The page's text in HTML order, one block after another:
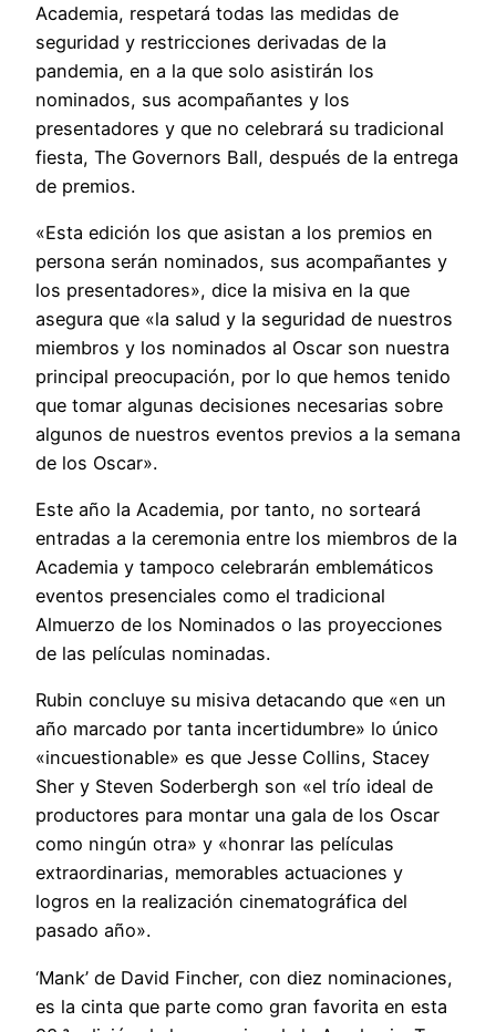
Academia, respetará todas las medidas de
seguridad y restricciones derivadas de la
pandemia, en a la que solo asistirán los
nominados, sus acompañantes y los
presentadores y que no celebrará su tradicional
fiesta, The Governors Ball, después de la entrega
de premios.
«Esta edición los que asistan a los premios en
persona serán nominados, sus acompañantes y
los presentadores», dice la misiva en la que
asegura que «la salud y la seguridad de nuestros
miembros y los nominados al Oscar son nuestra
principal preocupación, por lo que hemos tenido
que tomar algunas decisiones necesarias sobre
algunos de nuestros eventos previos a la semana
de los Oscar».
Este año la Academia, por tanto, no sorteará
entradas a la ceremonia entre los miembros de la
Academia y tampoco celebrarán emblemáticos
eventos presenciales como el tradicional
Almuerzo de los Nominados o las proyecciones
de las películas nominadas.
Rubin concluye su misiva detacando que «en un
año marcado por tanta incertidumbre» lo único
«incuestionable» es que Jesse Collins, Stacey
Sher y Steven Soderbergh son «el trío ideal de
productores para montar una gala de los Oscar
como ningún otra» y «honrar las películas
extraordinarias, memorables actuaciones y
logros en la realización cinematográfica del
pasado año».
‘Mank’ de David Fincher, con diez nominaciones,
es la cinta que parte como gran favorita en esta